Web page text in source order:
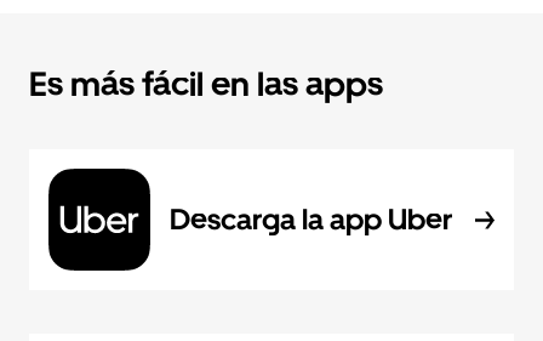
Es más fácil en las apps
Descarga la app Uber